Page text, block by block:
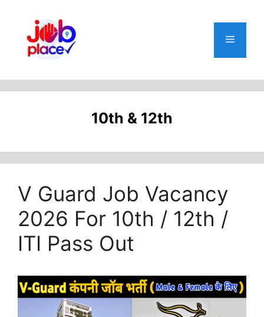
content
Menu
10th & 12th
V Guard Job Vacancy
2026 For 10th / 12th /
ITI Pass Out